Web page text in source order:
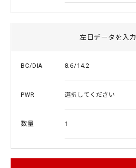
左目データを入力
BC/DIA 8.6/14.2
PWR
数量 1